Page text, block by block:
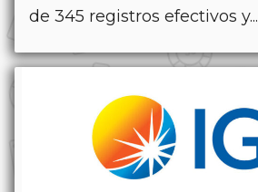
de 345 registros efectivos y...